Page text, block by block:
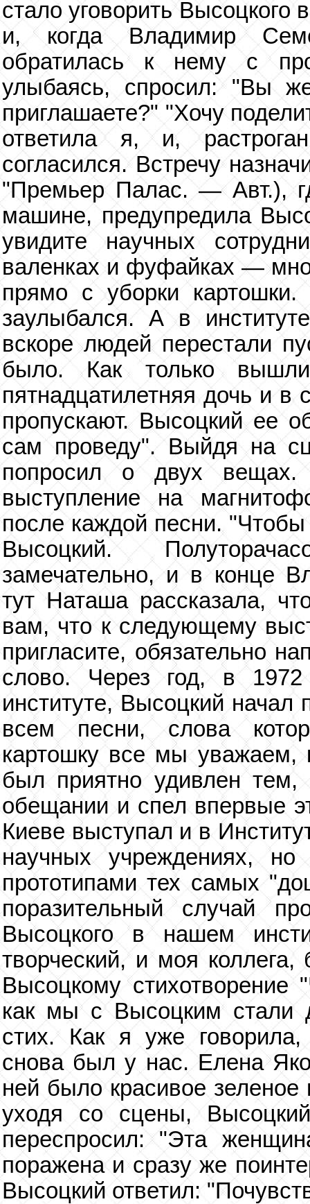
стало уговорить
и, когда Владимир
обратилась к нему с
улыбаясь, спросил: "Вы
приглашаете?" "Хочу
ответила я, и,
согласился. Встречу
"Премьер Палас. — Авт.),
машине, предупредила
увидите научных
валенках и фуфайках —
прямо с уборки
заулыбался. А в
вскоре людей перестали
было. Как только
пятнадцатилетняя дочь и в
пропускают. Высоцкий ее
сам проведу". Выйдя на
попросил о двух вещах.
выступление на
после каждой песни.
Высоцкий.
замечательно, и в конце
тут Наташа рассказала,
вам, что к следующему
пригласите, обязательно
слово. Через год, в
институте, Высоцкий начал
всем песни, слова
картошку все мы уважаем,
был приятно удивлен
обещании и спел впервые
Киеве выступал и в
научных учреждениях,
прототипами тех самых
поразительный случай
Высоцкого в нашем
творческий, и моя
Высоцкому стихотворение
как мы с Высоцким стали
стих. Как я уже
снова был у нас. Елена
ней было красивое
уходя со сцены,
переспросил: "Эта
поражена и сразу же
Высоцкий ответил: